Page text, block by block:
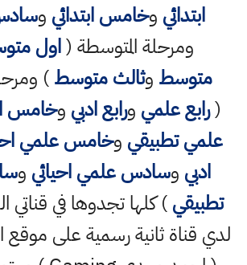
ابتدائي وخامس ابتدائي و
ومرحلة المتوسطة (اول
متوسط وثالث متوسط)
(رابع علمي ورابع ادبي وخامس
علمي تطبيقي وخامس علمي
ادبي وسادس علمي احيائي و
تطبيقي) كلها تجدوها في قناتي
لدي قناة ثانية رسمية على موقع